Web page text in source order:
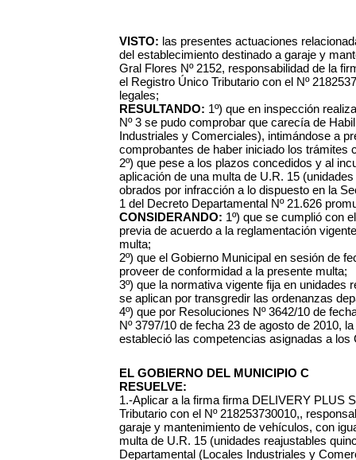
VISTO: las presentes actuaciones
del establecimiento destinado a garaje y
Gral Flores Nº 2152, responsabilidad de la
el Registro Único Tributario con el Nº
legales;
RESULTANDO: 1º) que en inspección
Nº 3 se pudo comprobar que carecía de
Industriales y Comerciales), intimándose a
comprobantes de haber iniciado los trámites
2º) que pese a los plazos concedidos y al
aplicación de una multa de U.R. 15
obrados por infracción a lo dispuesto en la
1 del Decreto Departamental Nº 21.626
CONSIDERANDO: 1º) que se cumplió con
previa de acuerdo a la reglamentación
multa;
2º) que el Gobierno Municipal en sesión de
proveer de conformidad a la presente multa;
3º) que la normativa vigente fija en
se aplican por transgredir las ordenanzas
4º) que por Resoluciones Nº 3642/10 de
Nº 3797/10 de fecha 23 de agosto de 2010,
estableció las competencias asignadas a los
EL GOBIERNO DEL MUNICIPIO C
RESUELVE:
1.-Aplicar a la firma firma DELIVERY PLUS
Tributario con el Nº 218253730010,,
garaje y mantenimiento de vehículos, con
multa de U.R. 15 (unidades reajustables
Departamental (Locales Industriales y